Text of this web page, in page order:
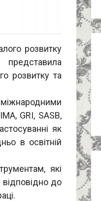
розвитку
розвитку та
GRI, SASB,
як
в освітній
які
до